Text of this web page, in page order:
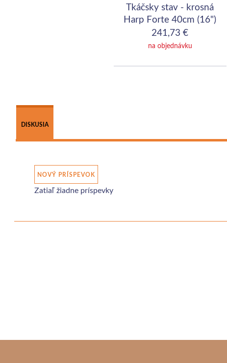
Tkáčsky stav - krosná
Harp Forte 40cm (16")
241,73 €
na objednávku
DISKUSIA
NOVÝ PRÍSPEVOK
Zatiaľ žiadne príspevky